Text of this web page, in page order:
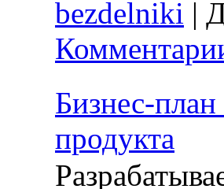
bezdelniki |
Бизнес-
продукта